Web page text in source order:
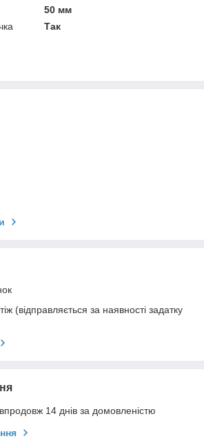
50 мм
Так
(відправляється за наявності задатку
14 днів за домовленістю